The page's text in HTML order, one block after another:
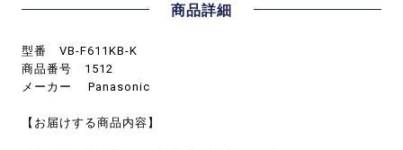
商品詳細
型番 VB-F611KB-K
商品番号 1512
メーカー Panasonic
【お届けする商品内容】